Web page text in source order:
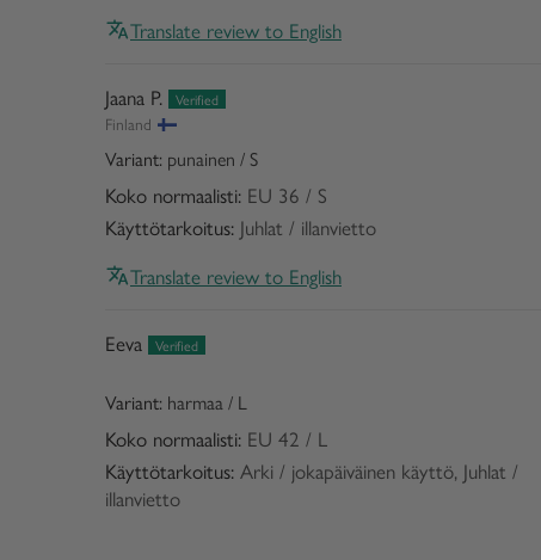
Translate review to English
Jaana P.
Finland
punainen / S
Koko normaalisti: EU 36 / S
Käyttötarkoitus: Juhlat / illanvietto
Translate review to English
Eeva
harmaa / L
Koko normaalisti: EU 42 / L
Käyttötarkoitus: Arki / jokapäiväinen käyttö, Juhlat /
illanvietto